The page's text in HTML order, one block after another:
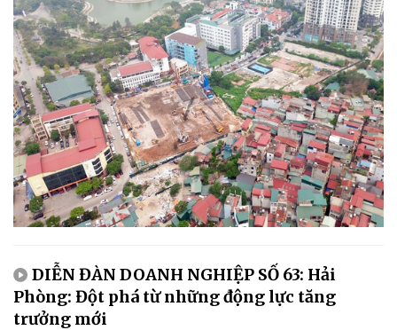
DIỄN ĐÀN DOANH NGHIỆP SỐ 63: Hải
Phòng: Đột phá từ những động lực tăng
trưởng mới